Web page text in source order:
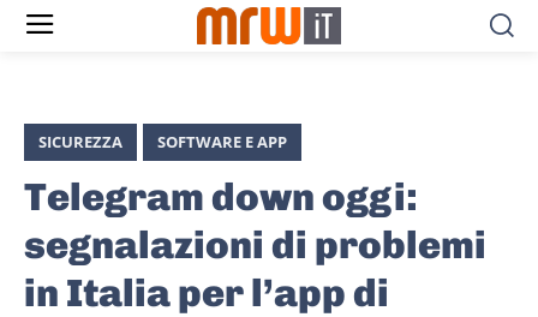
SICUREZZA SOFTWARE E APP
Telegram down oggi:
segnalazioni di problemi
in Italia per l’app di